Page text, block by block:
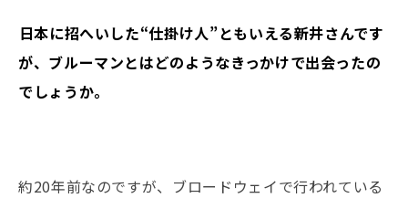
――日本に招へいした“仕掛け人”ともいえる新井さんです
が、ブルーマンとはどのようなきっかけで出会ったの
でしょうか。
約20年前なのですが、ブロードウェイで行われている